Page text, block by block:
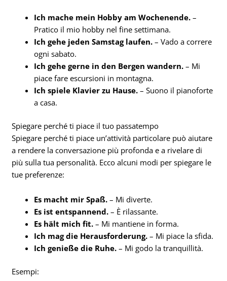
Ich mache mein Hobby am Wochenende. –
Pratico il mio hobby nel fine settimana.
Ich gehe jeden Samstag laufen. – Vado a correre
ogni sabato.
Ich gehe gerne in den Bergen wandern. – Mi
piace fare escursioni in montagna.
Ich spiele Klavier zu Hause. – Suono il pianoforte
a casa.
Spiegare perché ti piace il tuo passatempo
Spiegare perché ti piace un’attività particolare può aiutare
a rendere la conversazione più profonda e a rivelare di
più sulla tua personalità. Ecco alcuni modi per spiegare le
tue preferenze:
Es macht mir Spaß. – Mi diverte.
Es ist entspannend. – È rilassante.
Es hält mich fit. – Mi mantiene in forma.
Ich mag die Herausforderung. – Mi piace la sfida.
Ich genieße die Ruhe. – Mi godo la tranquillità.
Esempi: